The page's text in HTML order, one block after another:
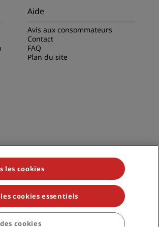
Aide
Avis aux consommateurs
Contact
FAQ
Plan du site
Country Inn & Suites, Prize by Radisson,
les cookies
cookies essentiels
cookies